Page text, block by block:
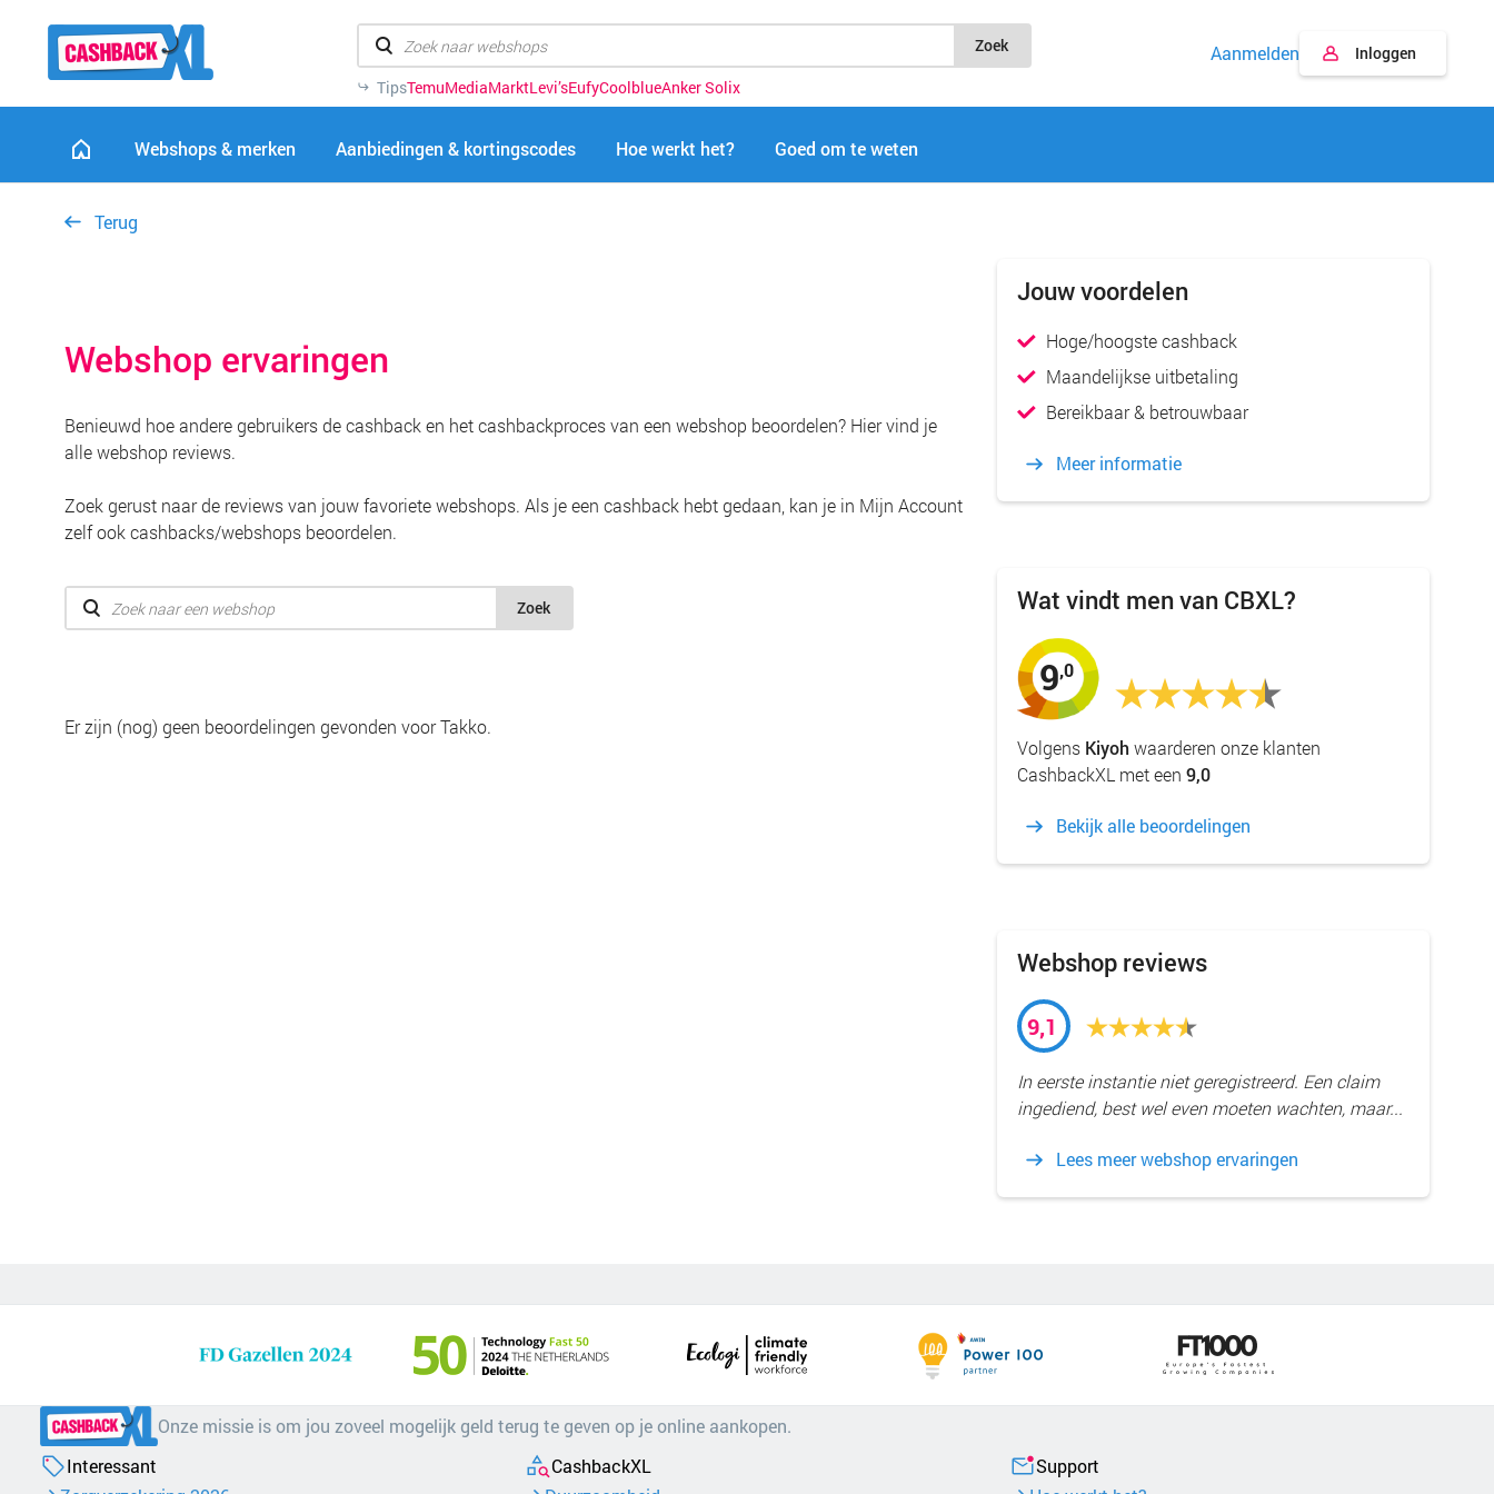
Zoek
TipsTemuMediaMarktLevi’sEufyCoolblueAnker Solix
Aanmelden Inloggen
Webshops & merken Aanbiedingen & kortingscodes Hoe werkt het? Goed om te weten
Terug
Webshop ervaringen
Benieuwd hoe andere gebruikers de cashback en het cashbackproces van een webshop beoordelen? Hier vind je
alle webshop reviews.
Zoek gerust naar de reviews van jouw favoriete webshops. Als je een cashback hebt gedaan, kan je in Mijn Account
zelf ook cashbacks/webshops beoordelen.
Zoek
Er zijn (nog) geen beoordelingen gevonden voor Takko.
Jouw voordelen
Hoge/hoogste cashback
Maandelijkse uitbetaling
Bereikbaar & betrouwbaar
Meer informatie
Wat vindt men van CBXL?
9,0
Volgens Kiyoh waarderen onze klanten
CashbackXL met een 9,0
Bekijk alle beoordelingen
Webshop reviews
9,1
In eerste instantie niet geregistreerd. Een claim
ingediend, best wel even moeten wachten, maar...
Lees meer webshop ervaringen
Onze missie is om jou zoveel mogelijk geld terug te geven op je online aankopen.
Interessant
CashbackXL
Support